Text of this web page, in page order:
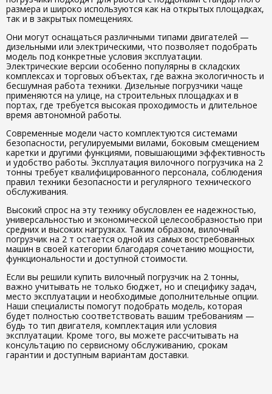
размера и широко используются как на открытых площадках,
так и в закрытых помещениях.
Они могут оснащаться различными типами двигателей —
дизельными или электрическими, что позволяет подобрать
модель под конкретные условия эксплуатации.
Электрические версии особенно популярны в складских
комплексах и торговых объектах, где важна экологичность и
бесшумная работа техники. Дизельные погрузчики чаще
применяются на улице, на строительных площадках и в
портах, где требуется высокая проходимость и длительное
время автономной работы.
Современные модели часто комплектуются системами
безопасности, регулируемыми вилами, боковым смещением
каретки и другими функциями, повышающими эффективность
и удобство работы. Эксплуатация вилочного погрузчика на 2
тонны требует квалифицированного персонала, соблюдения
правил техники безопасности и регулярного технического
обслуживания.
Высокий спрос на эту технику обусловлен ее надежностью,
универсальностью и экономической целесообразностью при
средних и высоких нагрузках. Таким образом, вилочный
погрузчик на 2 т остается одной из самых востребованных
машин в своей категории благодаря сочетанию мощности,
функциональности и доступной стоимости.
Если вы решили купить вилочный погрузчик на 2 тонны,
важно учитывать не только бюджет, но и специфику задач,
место эксплуатации и необходимые дополнительные опции.
Наши специалисты помогут подобрать модель, которая
будет полностью соответствовать вашим требованиям —
будь то тип двигателя, комплектация или условия
эксплуатации. Кроме того, вы можете рассчитывать на
консультацию по сервисному обслуживанию, срокам
гарантии и доступным вариантам доставки.